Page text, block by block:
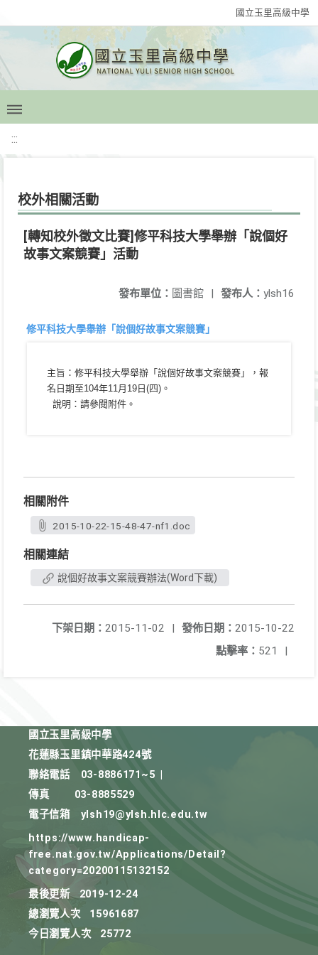
國立玉里高級中學
:::
校外相關活動
[轉知校外徵文比賽]修平科技大學舉辦「說個好
故事文案競賽」活動
發布人： ylsh16
發布單位： 圖書館 |
修平科技大學舉辦「說個好故事文案競賽」
主旨：修平科技大學舉辦「說個好故事文案競賽」，報
名日期至104年11月19日(四)。
說明：請參閱附件。
相關附件
2015-10-22-15-48-47-nf1.doc
相關連結
說個好故事文案競賽辦法(Word下載)
發佈日期： 2015-10-22
下架日期： 2015-11-02
|
點擊率： 521 |
國立玉里高級中學
花蓮縣玉里鎮中華路424號
聯絡電話
03-8886171~5
傳真
03-8885529
電子信箱
ylsh19@ylsh.hlc.edu.tw
https://www.handicap-
free.nat.gov.tw/Applications/Detail?
category=20200115132152
最後更新
2019-12-24
總瀏覽人次
15961687
今日瀏覽人次
25772